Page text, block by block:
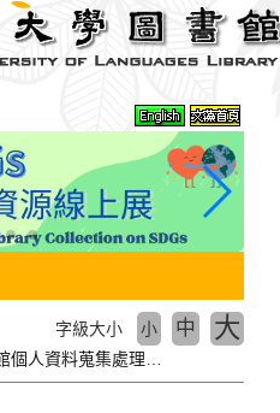
字級大小 小 中 大